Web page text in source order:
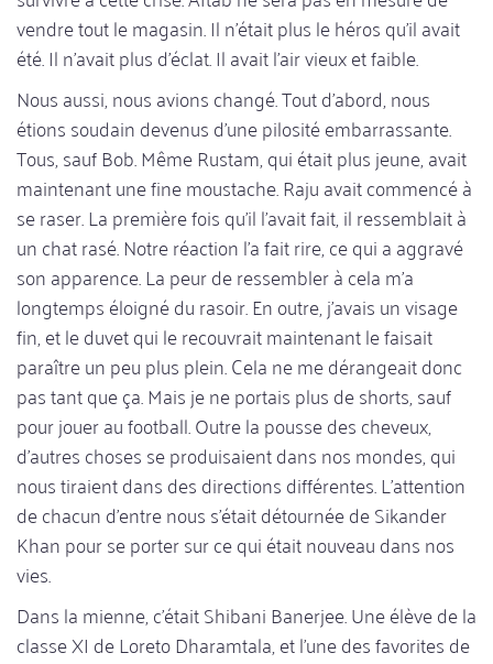
vendre tout le magasin. Il n'était plus le héros qu'il avait
été. Il n'avait plus d'éclat. Il avait l'air vieux et faible.
Nous aussi, nous avions changé. Tout d'abord, nous
étions soudain devenus d'une pilosité embarrassante.
Tous, sauf Bob. Même Rustam, qui était plus jeune, avait
maintenant une fine moustache. Raju avait commencé à
se raser. La première fois qu'il l'avait fait, il ressemblait à
un chat rasé. Notre réaction l'a fait rire, ce qui a aggravé
son apparence. La peur de ressembler à cela m'a
longtemps éloigné du rasoir. En outre, j'avais un visage
fin, et le duvet qui le recouvrait maintenant le faisait
paraître un peu plus plein. Cela ne me dérangeait donc
pas tant que ça. Mais je ne portais plus de shorts, sauf
pour jouer au football. Outre la pousse des cheveux,
d'autres choses se produisaient dans nos mondes, qui
nous tiraient dans des directions différentes. L'attention
de chacun d'entre nous s'était détournée de Sikander
Khan pour se porter sur ce qui était nouveau dans nos
vies.
Dans la mienne, c'était Shibani Banerjee. Une élève de la
classe XI de Loreto Dharamtala, et l'une des favorites de